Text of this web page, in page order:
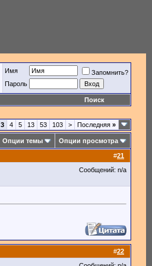
Имя
Запомнить?
Пароль
Поиск
3 4 5 13 53 103 > Последняя »
Опции темы Опции просмотра
#21
Сообщений: n/a
#22